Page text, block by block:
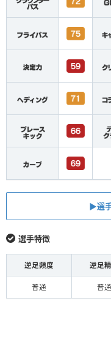
▶︎選
選手特徴
逆足頻度 逆足
普通 普通